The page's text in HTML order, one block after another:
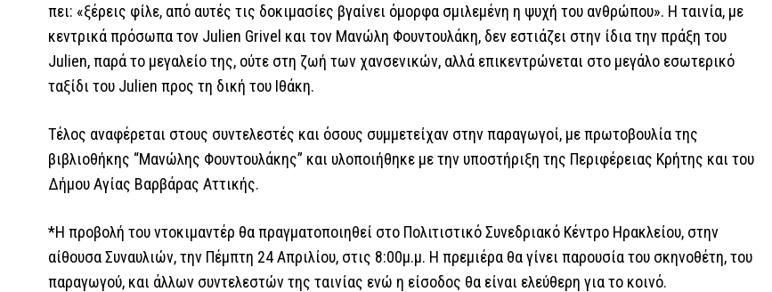
πει: «ξέρεις φίλε, από αυτές τις δοκιμασίες βγαίνει όμορφα σμιλεμένη η ψυχή του ανθρώπου». Η ταινία, με
κεντρικά πρόσωπα τον Julien Grivel και τον Μανώλη Φουντουλάκη, δεν εστιάζει στην ίδια την πράξη του
Julien, παρά το μεγαλείο της, ούτε στη ζωή των χανσενικών, αλλά επικεντρώνεται στο μεγάλο εσωτερικό
ταξίδι του Julien προς τη δική του Ιθάκη.
Τέλος αναφέρεται στους συντελεστές και όσους συμμετείχαν στην παραγωγοί, με πρωτοβουλία της
βιβλιοθήκης “Μανώλης Φουντουλάκης” και υλοποιήθηκε με την υποστήριξη της Περιφέρειας Κρήτης και του
Δήμου Αγίας Βαρβάρας Αττικής.
*Η προβολή του ντοκιμαντέρ θα πραγματοποιηθεί στο Πολιτιστικό Συνεδριακό Κέντρο Ηρακλείου, στην
αίθουσα Συναυλιών, την Πέμπτη 24 Απριλίου, στις 8:00μ.μ. Η πρεμιέρα θα γίνει παρουσία του σκηνοθέτη, του
παραγωγού, και άλλων συντελεστών της ταινίας ενώ η είσοδος θα είναι ελεύθερη για το κοινό.